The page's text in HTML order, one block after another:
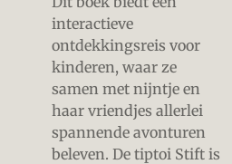
interactieve
ontdekkingsreis voor
kinderen, waar ze
samen met nijntje en
haar vriendjes allerlei
spannende avonturen
beleven. De tiptoi Stift is